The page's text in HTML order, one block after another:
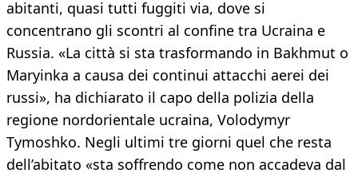
abitanti, quasi tutti fuggiti via, dove si
concentrano gli scontri al confine tra Ucraina e
Russia. «La città si sta trasformando in Bakhmut o
Maryinka a causa dei continui attacchi aerei dei
russi», ha dichiarato il capo della polizia della
regione nordorientale ucraina, Volodymyr
Tymoshko. Negli ultimi tre giorni quel che resta
dell’abitato «sta soffrendo come non accadeva dal